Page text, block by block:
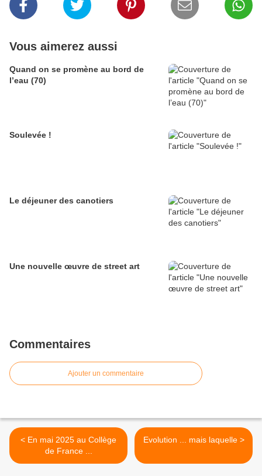
Vous aimerez aussi
Quand on se promène au bord de
l’eau (70)
Soulevée !
Le déjeuner des canotiers
Une nouvelle œuvre de street art
Commentaires
Ajouter un commentaire
< En mai 2025 au Collège
de France ...
Evolution ... mais laquelle >